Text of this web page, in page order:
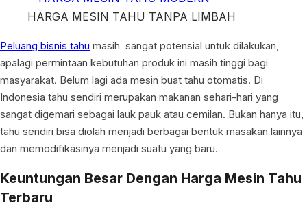
HARGA MESIN TAHU TANPA LIMBAH
Peluang bisnis tahu masih sangat potensial untuk dilakukan,
apalagi permintaan kebutuhan produk ini masih tinggi bagi
masyarakat. Belum lagi ada mesin buat tahu otomatis. Di
Indonesia tahu sendiri merupakan makanan sehari-hari yang
sangat digemari sebagai lauk pauk atau cemilan. Bukan hanya itu,
tahu sendiri bisa diolah menjadi berbagai bentuk masakan lainnya
dan memodifikasinya menjadi suatu yang baru.
Keuntungan Besar Dengan Harga Mesin Tahu
Terbaru